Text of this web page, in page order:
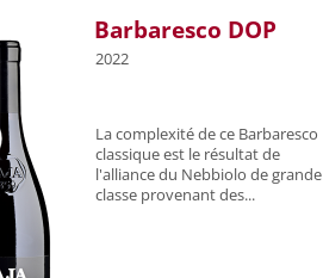
Barbaresco DOP
2022
La complexité de ce Barbaresco
classique est le résultat de
l'alliance du Nebbiolo de grande
classe provenant des...